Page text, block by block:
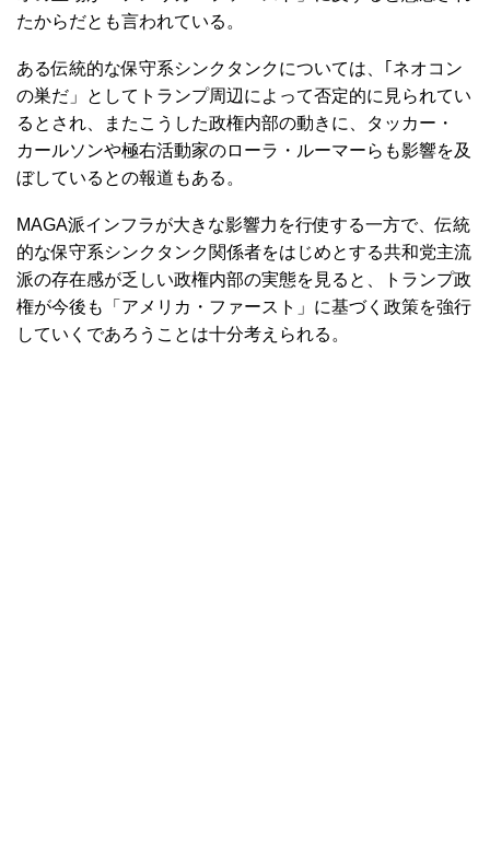
たからだとも言われている。
ある伝統的な保守系シンクタンクについては、｢ネオコン
の巣だ」としてトランプ周辺によって否定的に見られてい
るとされ、またこうした政権内部の動きに、タッカー・
カールソンや極右活動家のローラ・ルーマーらも影響を及
ぼしているとの報道もある。
MAGA派インフラが大きな影響力を行使する一方で、伝統
的な保守系シンクタンク関係者をはじめとする共和党主流
派の存在感が乏しい政権内部の実態を見ると、トランプ政
権が今後も「アメリカ・ファースト」に基づく政策を強行
していくであろうことは十分考えられる。